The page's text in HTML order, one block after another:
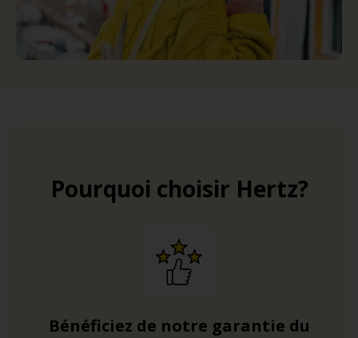
Pourquoi choisir Hertz?
Bénéficiez de notre garantie du